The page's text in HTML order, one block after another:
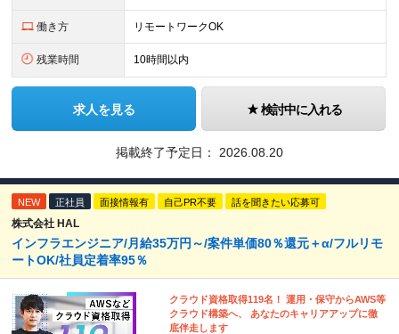
働き方 リモートワークOK
残業時間 10時間以内
求人を見る 検討中に入れる
掲載終了予定日： 2026.08.20
NEW 正社員 面接情報有 自己PR不要 話を聞きたい応募可
株式会社 HAL
インフラエンジニア/月給35万円～/案件単価80％還元＋α/フルリモ
ートOK/社員定着率95％
クラウド資格取得119名！ 運用・保守からAWS等
クラウド構築へ、 あなたのキャリアアップに徹
底伴走します